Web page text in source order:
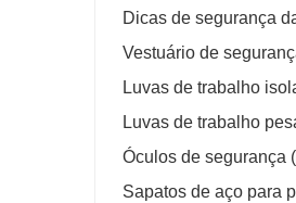
Dicas de segurança
Vestuário de
Luvas de trabalho
Luvas de trabalho
Óculos de segurança
Sapatos de aço para